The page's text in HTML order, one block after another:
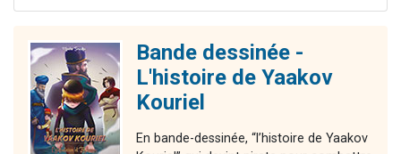
Bande dessinée -
L'histoire de Yaakov
Kouriel
En bande-dessinée, “l’histoire de Yaakov